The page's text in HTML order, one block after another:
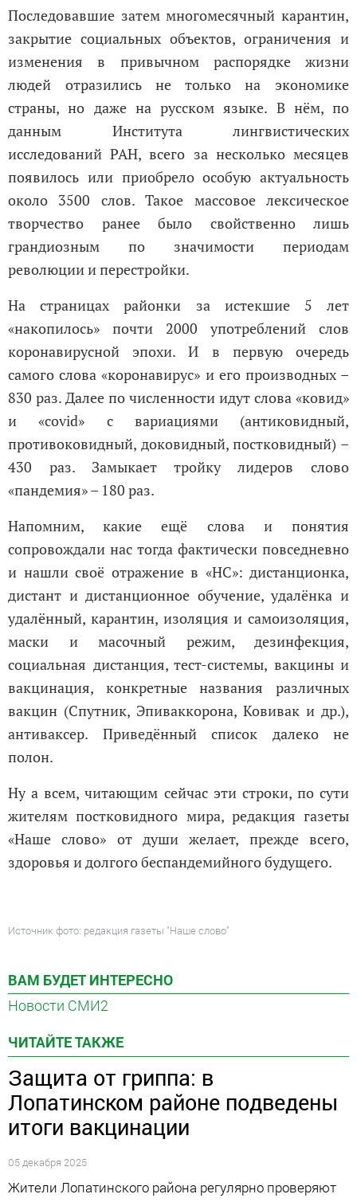
Последовавшие затем многомесячный карантин,
закрытие социальных объектов, ограничения и
изменения в привычном распорядке жизни
людей отразились не только на экономике
страны, но даже на русском языке. В нём, по
данным Института лингвистических
исследований РАН, всего за несколько месяцев
появилось или приобрело особую актуальность
около 3500 слов. Такое массовое лексическое
творчество ранее было свойственно лишь
грандиозным по значимости периодам
революции и перестройки.
На страницах районки за истекшие 5 лет
«накопилось» почти 2000 употреблений слов
коронавирусной эпохи. И в первую очередь
самого слова «коронавирус» и его производных –
830 раз. Далее по численности идут слова «ковид»
и «covid» с вариациями (антиковидный,
противоковидный, доковидный, постковидный) –
430 раз. Замыкает тройку лидеров слово
«пандемия» – 180 раз.
Напомним, какие ещё слова и понятия
сопровождали нас тогда фактически повседневно
и нашли своё отражение в «НС»: дистанционка,
дистант и дистанционное обучение, удалёнка и
удалённый, карантин, изоляция и самоизоляция,
маски и масочный режим, дезинфекция,
социальная дистанция, тест-системы, вакцины и
вакцинация, конкретные названия различных
вакцин (Спутник, Эпиваккорона, Ковивак и др.),
антиваксер. Приведённый список далеко не
полон.
Ну а всем, читающим сейчас эти строки, по сути
жителям постковидного мира, редакция газеты
«Наше слово» от души желает, прежде всего,
здоровья и долгого беспандемийного будущего.
Источник фото: редакция газеты "Наше слово"
ВАМ БУДЕТ ИНТЕРЕСНО
Новости СМИ2
ЧИТАЙТЕ ТАКЖЕ
Защита от гриппа: в
Лопатинском районе подведены
итоги вакцинации
05 декабря 2025
Жители Лопатинского района регулярно проверяют